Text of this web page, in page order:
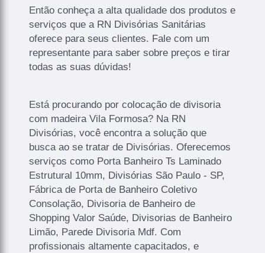
Então conheça a alta qualidade dos produtos e
serviços que a RN Divisórias Sanitárias
oferece para seus clientes. Fale com um
representante para saber sobre preços e tirar
todas as suas dúvidas!
Está procurando por colocação de divisoria
com madeira Vila Formosa? Na RN
Divisórias, você encontra a solução que
busca ao se tratar de Divisórias. Oferecemos
serviços como Porta Banheiro Ts Laminado
Estrutural 10mm, Divisórias São Paulo - SP,
Fábrica de Porta de Banheiro Coletivo
Consolação, Divisoria de Banheiro de
Shopping Valor Saúde, Divisorias de Banheiro
Limão, Parede Divisoria Mdf. Com
profissionais altamente capacitados, e